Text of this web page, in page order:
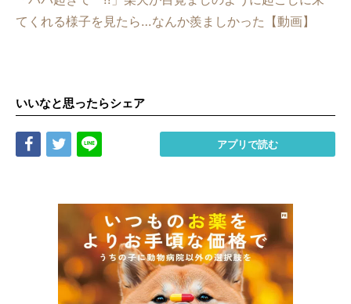
てくれる様子を見たら…なんか羨ましかった【動画】
いいなと思ったらシェア
Share Tweet アプリで読む